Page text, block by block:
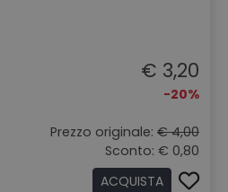
€ 3,20
-20%
Prezzo originale: € 4,00
Sconto: € 0,80
ACQUISTA